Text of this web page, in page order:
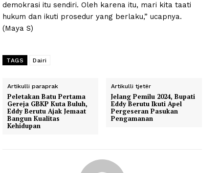
demokrasi itu sendiri. Oleh karena itu, mari kita taati
hukum dan ikuti prosedur yang berlaku,” ucapnya.
(Maya S)
TAGS Dairi
Artikulli paraprak
Peletakan Batu Pertama
Gereja GBKP Kuta Buluh,
Eddy Berutu Ajak Jemaat
Bangun Kualitas
Kehidupan
Artikulli tjetër
Jelang Pemilu 2024, Bupati
Eddy Berutu Ikuti Apel
Pergeseran Pasukan
Pengamanan